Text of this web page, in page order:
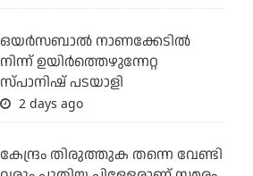
ഒയര്‍സബാൽ നാണക്കേടിൽ
നിന്ന് ഉയിർത്തെഴുന്നേറ്റ
സ്പാനിഷ് പടയാളി
2 days ago
കേന്ദ്രം തിരുത്തുക തന്നെ വേണ്ടി